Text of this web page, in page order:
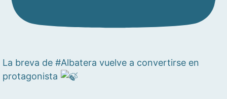
La breva de #Albatera vuelve a convertirse en
protagonista